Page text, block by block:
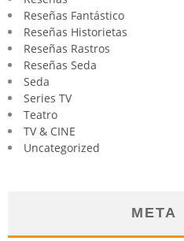
Reseñas Fantástico
Reseñas Historietas
Reseñas Rastros
Reseñas Seda
Seda
Series TV
Teatro
TV & CINE
Uncategorized
META